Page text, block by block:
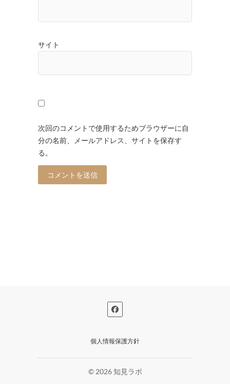
サイト
次回のコメントで使用するためブラウザーに自
分の名前、メールアドレス、サイトを保存す
る。
個人情報保護方針